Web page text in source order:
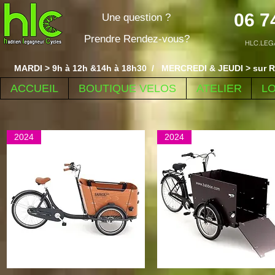
Une question ?
Prendre Rendez-vous?
06
MARDI > 9h à 12h &14h à 18h30 / MERCREDI & JEUDI >
ACCUEIL BOUTIQUE VELOS ATELIER
2024 2024